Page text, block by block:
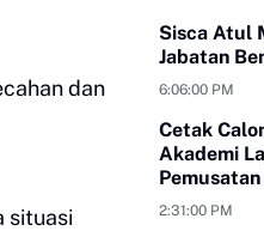
dan
situasi
Sisca Atul
Jabatan
6:06:00 PM
Cetak
Akademi
Bogor
2:31:00 PM